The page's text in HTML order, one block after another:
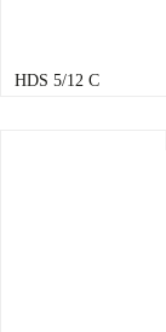
HDS 5/12 C